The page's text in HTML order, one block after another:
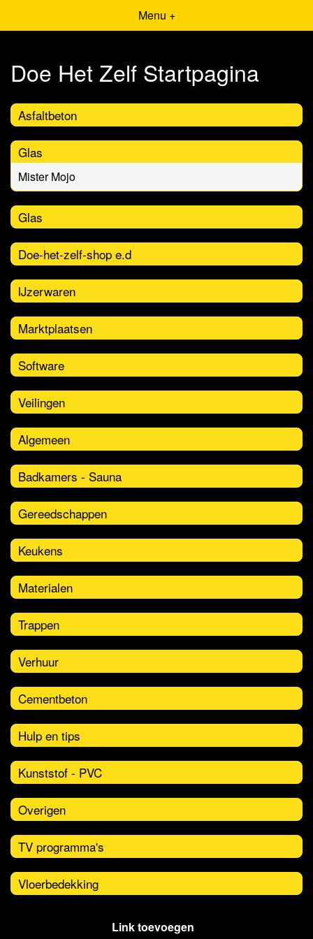
Menu +
Doe Het Zelf Startpagina
Asfaltbeton
Glas
Mister Mojo
Glas
Doe-het-zelf-shop e.d
IJzerwaren
Marktplaatsen
Software
Veilingen
Algemeen
Badkamers - Sauna
Gereedschappen
Keukens
Materialen
Trappen
Verhuur
Cementbeton
Hulp en tips
Kunststof - PVC
Overigen
TV programma's
Vloerbedekking
Link toevoegen